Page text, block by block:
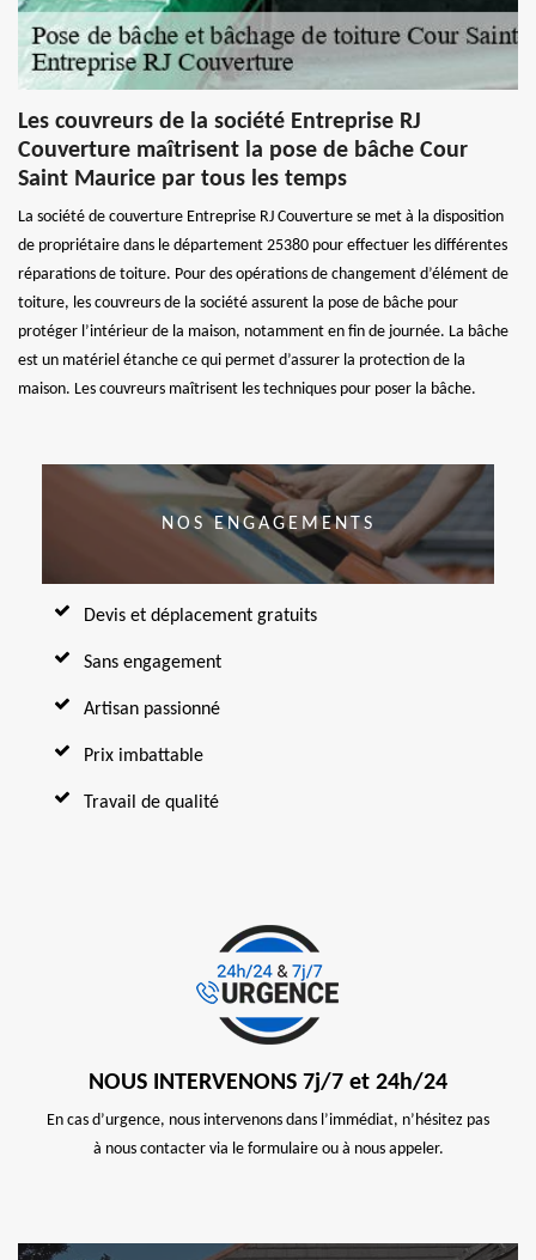
Les couvreurs de la société Entreprise RJ
Couverture maîtrisent la pose de bâche Cour
Saint Maurice par tous les temps
La société de couverture Entreprise RJ Couverture se met à la disposition
de propriétaire dans le département 25380 pour effectuer les différentes
réparations de toiture. Pour des opérations de changement d’élément de
toiture, les couvreurs de la société assurent la pose de bâche pour
protéger l’intérieur de la maison, notamment en fin de journée. La bâche
est un matériel étanche ce qui permet d’assurer la protection de la
maison. Les couvreurs maîtrisent les techniques pour poser la bâche.
NOS ENGAGEMENTS
Devis et déplacement gratuits
Sans engagement
Artisan passionné
Prix imbattable
Travail de qualité
NOUS INTERVENONS 7j/7 et 24h/24
En cas d’urgence, nous intervenons dans l’immédiat, n’hésitez pas
à nous contacter via le formulaire ou à nous appeler.